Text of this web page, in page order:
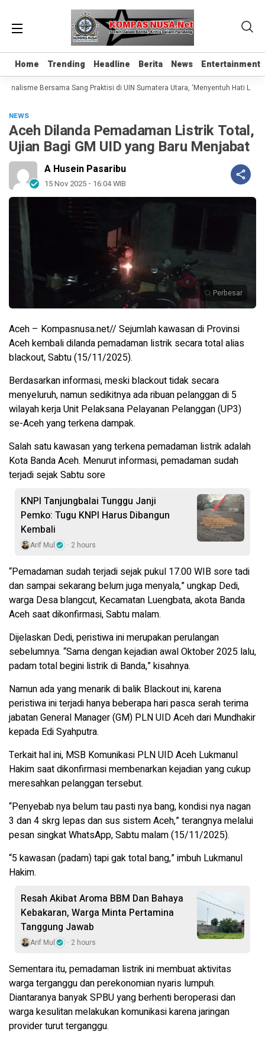
Home Trending Headline Berita News Entertainment
Home Trending Headline Berita News Entertainment
Bersama Sang Praktisi di UIN Sumatera Utara, ‘Menyentuh Hati Lewat
NEWS
Aceh Dilanda Pemadaman Listrik Total,
Ujian Bagi GM UID yang Baru Menjabat
A Husein Pasaribu
15 Nov 2025 - 16:04 WIB
Perbesar
Aceh – Kompasnusa.net// Sejumlah kawasan di Provinsi
Aceh kembali dilanda pemadaman listrik secara total alias
blackout, Sabtu (15/11/2025).
Berdasarkan informasi, meski blackout tidak secara
menyeluruh, namun sedikitnya ada ribuan pelanggan di 5
wilayah kerja Unit Pelaksana Pelayanan Pelanggan (UP3)
se-Aceh yang terkena dampak.
Salah satu kawasan yang terkena pemadaman listrik adalah
Kota Banda Aceh. Menurut informasi, pemadaman sudah
terjadi sejak Sabtu sore
KNPI Tanjungbalai Tunggu Janji
Pemko: Tugu KNPI Harus Dibangun
Kembali
Arif Mul 2 hours
“Pemadaman sudah terjadi sejak pukul 17.00 WIB sore tadi
dan sampai sekarang belum juga menyala,” ungkap Dedi,
warga Desa blangcut, Kecamatan Luengbata, akota Banda
Aceh saat dikonfirmasi, Sabtu malam.
Dijelaskan Dedi, peristiwa ini merupakan perulangan
sebelumnya. “Sama dengan kejadian awal Oktober 2025 lalu,
padam total begini listrik di Banda,” kisahnya.
Namun ada yang menarik di balik Blackout ini, karena
peristiwa ini terjadi hanya beberapa hari pasca serah terima
jabatan General Manager (GM) PLN UID Aceh dari Mundhakir
kepada Edi Syahputra.
Terkait hal ini, MSB Komunikasi PLN UID Aceh Lukmanul
Hakim saat dikonfirmasi membenarkan kejadian yang cukup
meresahkan pelanggan tersebut.
“Penyebab nya belum tau pasti nya bang, kondisi nya nagan
3 dan 4 skrg lepas dan sus sistem Aceh,” terangnya melalui
pesan singkat WhatsApp, Sabtu malam (15/11/2025).
“5 kawasan (padam) tapi gak total bang,” imbuh Lukmanul
Hakim.
Resah Akibat Aroma BBM Dan Bahaya
Kebakaran, Warga Minta Pertamina
Tanggung Jawab
Arif Mul 2 hours
Sementara itu, pemadaman listrik ini membuat aktivitas
warga terganggu dan perekonomian nyaris lumpuh.
Diantaranya banyak SPBU yang berhenti beroperasi dan
warga kesulitan melakukan komunikasi karena jaringan
provider turut terganggu.